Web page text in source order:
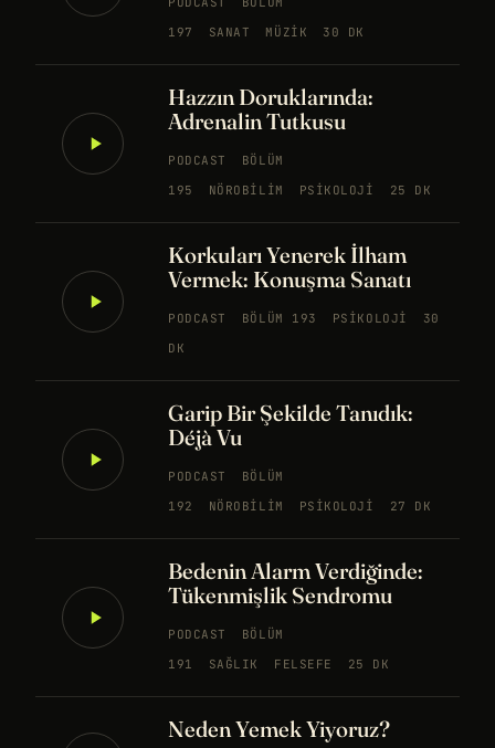
197
SANAT MÜZIK 30 DK
Hazzın Doruklarında:
Adrenalin Tutkusu
PODCAST
BÖLÜM
195
NÖROBILIM PSIKOLOJI 25 DK
Korkuları Yenerek İlham
Vermek: Konuşma Sanatı
PODCAST BÖLÜM 193 PSIKOLOJI
30
DK
Garip Bir Şekilde Tanıdık:
Déjà Vu
PODCAST
BÖLÜM
192
NÖROBILIM PSIKOLOJI 27 DK
Bedenin Alarm Verdiğinde:
Tükenmişlik Sendromu
PODCAST
BÖLÜM
191
SAĞLIK FELSEFE 25 DK
Neden Yemek Yiyoruz?